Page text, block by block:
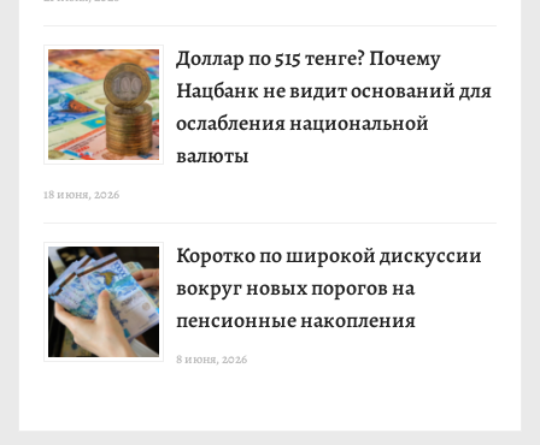
Доллар по 515 тенге? Почему
Нацбанк не видит оснований для
ослабления национальной
валюты
18 июня, 2026
Коротко по широкой дискуссии
вокруг новых порогов на
пенсионные накопления
8 июня, 2026